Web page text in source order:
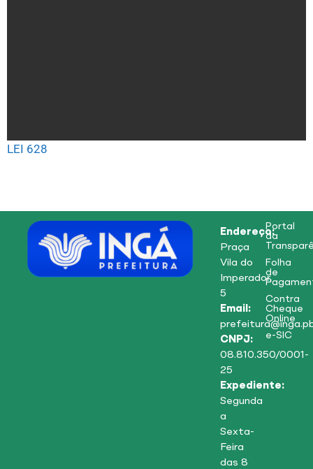
LEI 628
Endereço:
Praça
Vila do
Imperador,
5
Email:
CNPJ:
08.810.350/0001-
25
Expediente:
Segunda
a
Sexta-
Feira
das 8
Portal
da
Folha
de
Contra
Cheque
Online
e-SIC